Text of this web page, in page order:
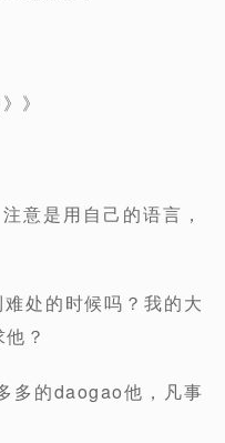
》
意是用自己的语言，
处的时候吗？我的大
？
多的daogao他，凡事